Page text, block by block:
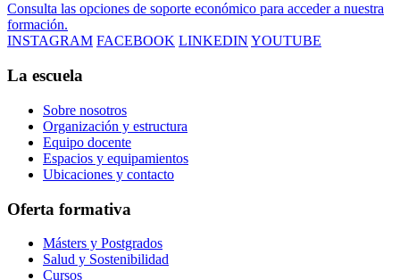
Consulta las opciones de soporte económico para acceder a nuestra
formación.
INSTAGRAM FACEBOOK LINKEDIN YOUTUBE
La escuela
Sobre nosotros
Organización y estructura
Equipo docente
Espacios y equipamientos
Ubicaciones y contacto
Oferta formativa
Másters y Postgrados
Salud y Sostenibilidad
Cursos